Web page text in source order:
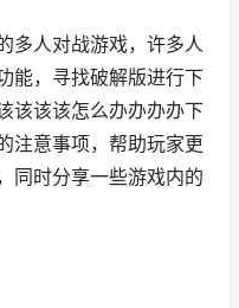
多人对战游戏，许多人
能，寻找破解版进行下
该该该怎么办办办办下
注意事项，帮助玩家更
同时分享一些游戏内的